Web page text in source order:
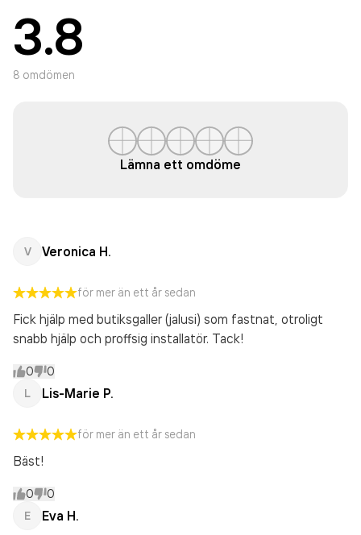
3.8
8 omdömen
Lämna ett omdöme
V Veronica H.
för mer än ett år sedan
Fick hjälp med butiksgaller (jalusi) som fastnat, otroligt
snabb hjälp och proffsig installatör. Tack!
0 0
L Lis-Marie P.
för mer än ett år sedan
Bäst!
0 0
E Eva H.